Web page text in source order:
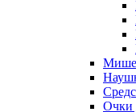
Очки